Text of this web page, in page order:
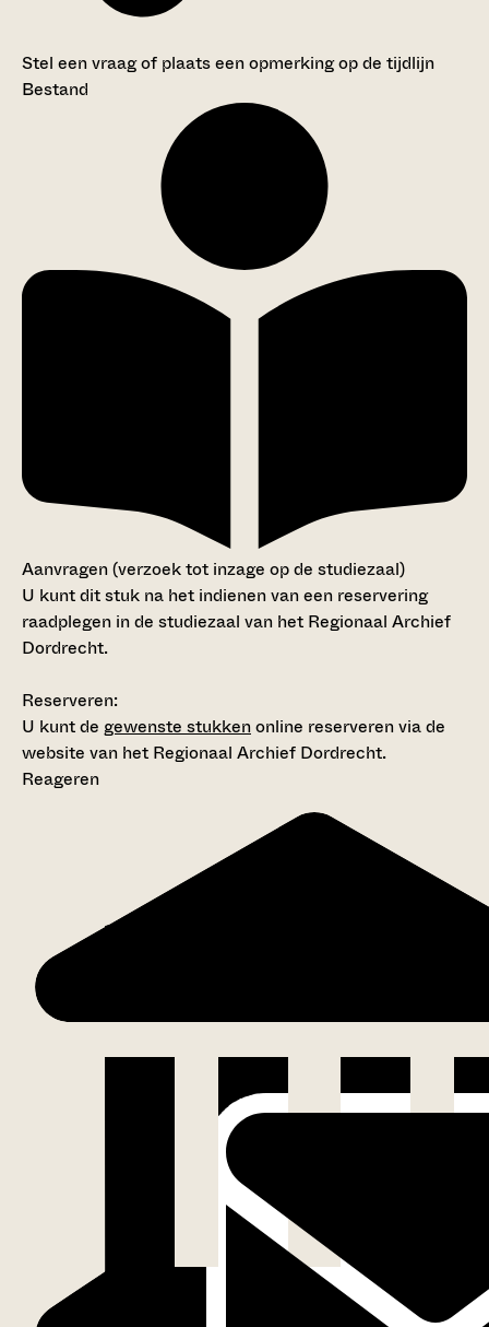
Stel een vraag of plaats een opmerking op de tijdlijn
Bestand
Aanvragen (verzoek tot inzage op de studiezaal)
U kunt dit stuk na het indienen van een reservering
raadplegen in de studiezaal van het Regionaal Archief
Dordrecht.
Reserveren:
U kunt de gewenste stukkenonline reserveren via de
website van het Regionaal Archief Dordrecht.
Reageren